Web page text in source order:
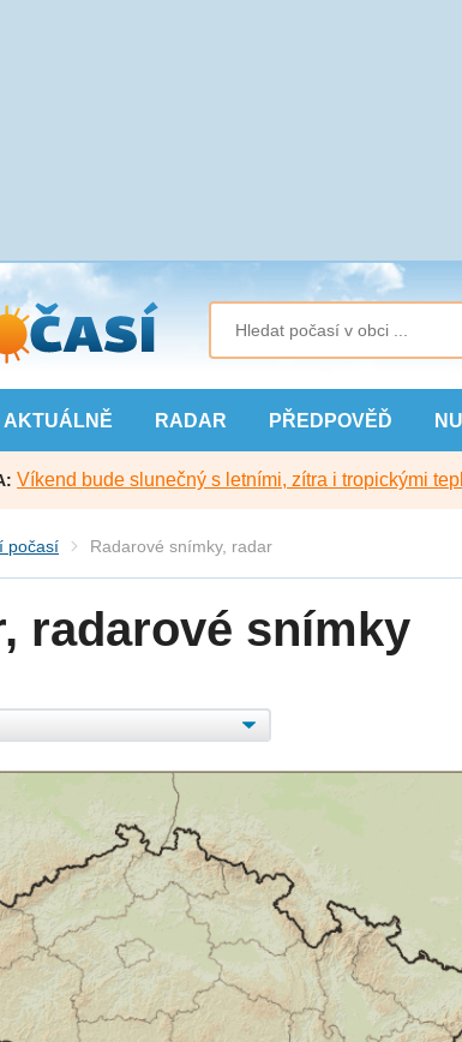
AKTUÁLNĚ RADAR PŘEDPOVĚĎ
Víkend bude slunečný s letními, zítra i tropickými
počasí Radarové snímky, radar
radarové snímky